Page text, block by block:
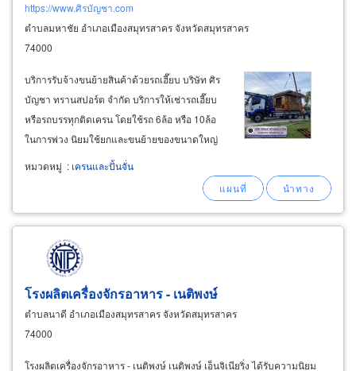
https://www.ศิรบัญชา.com
ตำบลมหาชัย อำเภอเมืองสมุทรสาคร จังหวัดสมุทรสาคร
74000
บริการรับจ้างขนย้ายสินค้าด้วยรถเฮี๊ยบ บริษัท ศิร
บัญชา ทรานสปอร์ต จำกัด บริการให้เช่ารถเฮี๊ยบ
หรือรถบรรทุกติดเครน โดยใช้รถ 6ล้อ หรือ 10ล้อ
ในการพ่วง นิยมใช้ยกและขนย้ายของขนาดใหญ่
รับน้ำหนักได้สูงสุด 10 ตัน และยังสามารถปรับ
พนักงานควบคุมเครนของเรา มีความเชี่ยวชาญ
และประสบการณ์ในการใช้งานรถอย่างสูง
หมวดหมู่ : เครนและปั้นจั่น
โรงผลิตเครื่องจักรอาหาร - เนติพงษ์
ตำบลนาดี อำเภอเมืองสมุทรสาคร จังหวัดสมุทรสาคร
74000
โรงผลิตเครื่องจักรอาหาร - เนติพงษ์ เนติพงษ์ เอ็นจิเนียริ่ง ได้รับความนิยม